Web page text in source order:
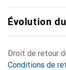
Évolution
Droit de retour
Conditions de